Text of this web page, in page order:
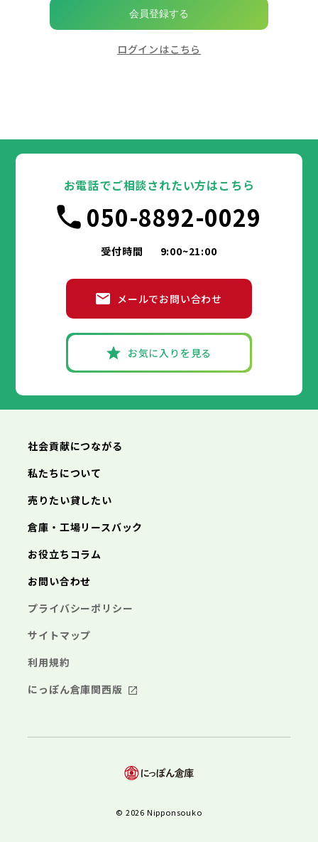
会員登録する
ログインはこちら
お電話でご相談されたい方はこちら
050-8892-0029
受付時間 9:00~21:00
メールでお問い合わせ
お気に入りを見る
社会貢献につながる
私たちについて
売りたい貸したい
倉庫・工場リースバック
お役立ちコラム
お問い合わせ
プライバシーポリシー
サイトマップ
利用規約
にっぽん倉庫関西版
© 2026 Nipponsouko